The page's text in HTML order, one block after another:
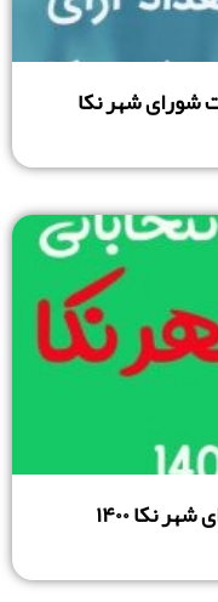
شورای شهر نکا
نکا ۱۴۰۰